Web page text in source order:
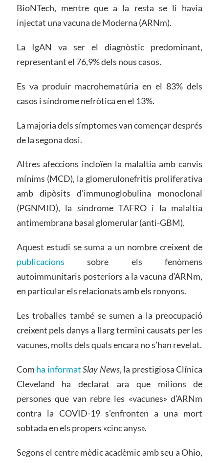
BioNTech, mentre que a la resta se li havia
injectat una vacuna de Moderna (ARNm).
La IgAN va ser el diagnòstic predominant,
representant el 76,9% dels nous casos.
Es va produir macrohematúria en el 83% dels
casos i síndrome nefròtica en el 13%.
La majoria dels símptomes van començar després
de la segona dosi.
Altres afeccions incloïen la malaltia amb canvis
mínims (MCD), la glomerulonefritis proliferativa
amb dipòsits d’immunoglobulina monoclonal
(PGNMID), la síndrome TAFRO i la malaltia
antimembrana basal glomerular (anti-GBM).
Aquest estudi se suma a un nombre creixent de
publicacions sobre els fenòmens
autoimmunitaris posteriors a la vacuna d’ARNm,
en particular els relacionats amb els ronyons.
Les troballes també se sumen a la preocupació
creixent pels danys a llarg termini causats per les
vacunes, molts dels quals encara no s’han revelat.
Com ha informatSlay News, la prestigiosa Clínica
Cleveland ha declarat ara que milions de
persones que van rebre les «vacunes» d’ARNm
contra la COVID-19 s’enfronten a una mort
sobtada en els propers «cinc anys».
Segons el centre mèdic acadèmic amb seu a Ohio,